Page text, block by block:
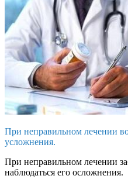
При неправильном лечении
усложнения.
При неправильном лечении
наблюдаться его осложнения.